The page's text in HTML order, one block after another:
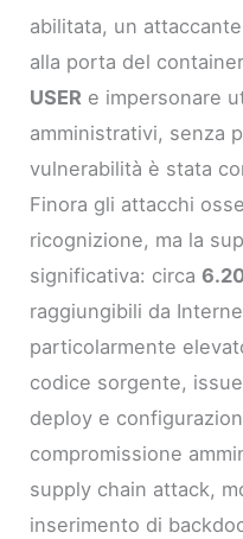
abilitata, un
alla porta del
USER e impersonare
amministrativi, senza
vulnerabilità è stata
Finora gli attacchi
ricognizione, ma la
significativa: circa
raggiungibili da
particolarmente
codice sorgente,
deploy e
compromissione
supply chain attack,
inserimento di